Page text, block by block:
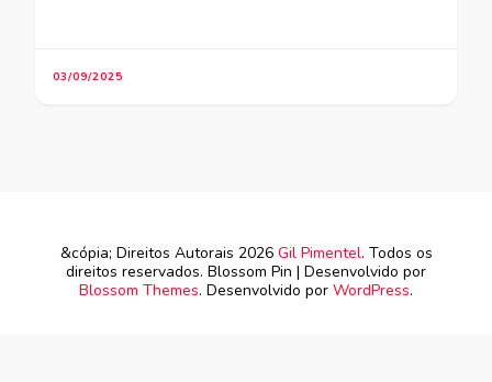
03/09/2025
&cópia; Direitos Autorais 2026 Gil Pimentel. Todos os
direitos reservados. Blossom Pin | Desenvolvido por
Blossom Themes. Desenvolvido por WordPress.